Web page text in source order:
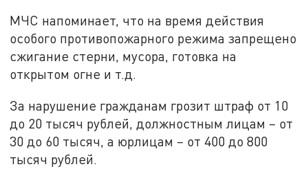
МЧС напоминает, что на время действия
особого противопожарного режима запрещено
сжигание стерни, мусора, готовка на
открытом огне и т.д.
За нарушение гражданам грозит штраф от 10
до 20 тысяч рублей, должностным лицам – от
30 до 60 тысяч, а юрлицам – от 400 до 800
тысяч рублей.